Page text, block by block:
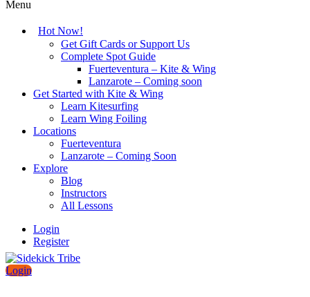
Menu
Hot Now!
Get Gift Cards or Support Us
Complete Spot Guide
Fuerteventura – Kite & Wing
Lanzarote – Coming soon
Get Started with Kite & Wing
Learn Kitesurfing
Learn Wing Foiling
Locations
Fuerteventura
Lanzarote – Coming Soon
Explore
Blog
Instructors
All Lessons
Login
Register
Login